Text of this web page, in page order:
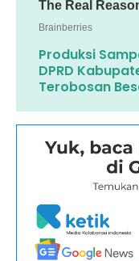
Produksi
DPRD
Terobosan